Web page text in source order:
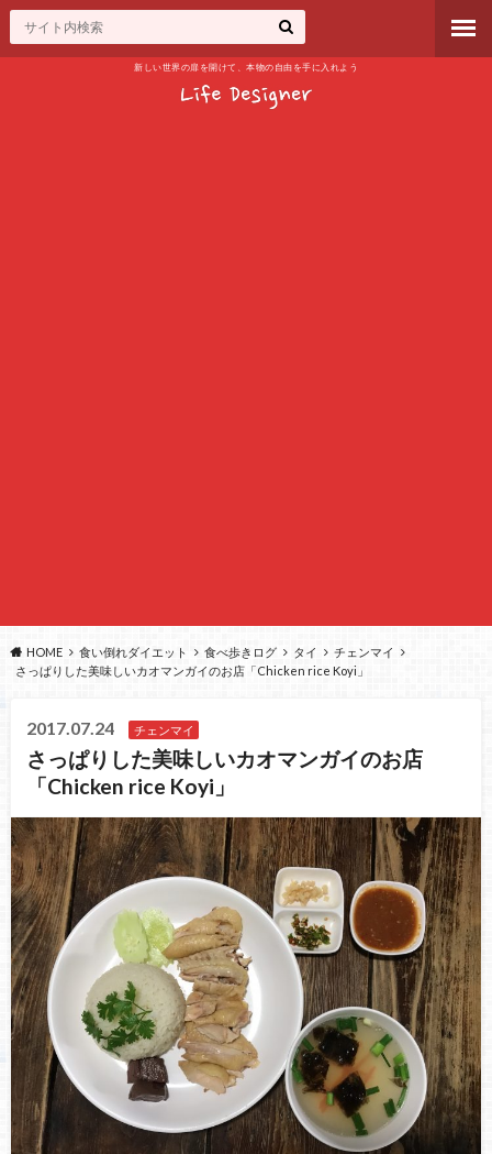
新しい世界の扉を開けて、本物の自由を手に入れよう
HOME 食い倒れダイエット 食べ歩きログ タイ
チェンマイ
さっぱりした美味しいカオマンガイのお店「Chicken rice Koyi」
2017.07.24 チェンマイ
さっぱりした美味しいカオマンガイのお店
「Chicken rice Koyi」